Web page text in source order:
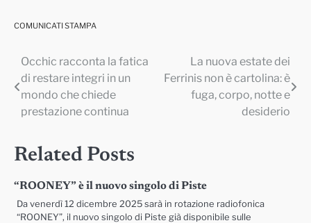
COMUNICATI STAMPA
Navigazione
articoli
Occhic racconta la fatica
di restare integri in un
mondo che chiede
prestazione continua
La nuova estate dei
Ferrinis non è cartolina: è
fuga, corpo, notte e
desiderio
Related Posts
“ROONEY” è il nuovo singolo di Piste
Da venerdì 12 dicembre 2025 sarà in rotazione radiofonica
“ROONEY”, il nuovo singolo di Piste già disponibile sulle